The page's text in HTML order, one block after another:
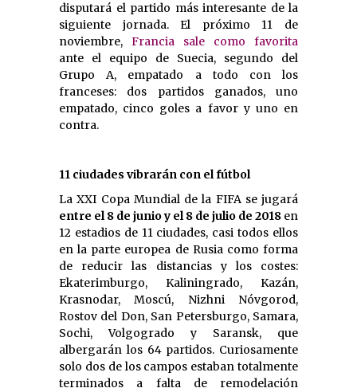
disputará el partido más interesante de la
siguiente jornada. El próximo 11 de
noviembre, Francia sale como favorita
ante el equipo de Suecia, segundo del
Grupo A, empatado a todo con los
franceses: dos partidos ganados, uno
empatado, cinco goles a favor y uno en
contra.
11 ciudades vibrarán con el fútbol
La XXI Copa Mundial de la FIFA se jugará
entre el 8 de junio y el 8 de julio de 2018 en
12 estadios de 11 ciudades, casi todos ellos
en la parte europea de Rusia como forma
de reducir las distancias y los costes:
Ekaterimburgo, Kaliningrado, Kazán,
Krasnodar, Moscú, Nizhni Nóvgorod,
Rostov del Don, San Petersburgo, Samara,
Sochi, Volgogrado y Saransk, que
albergarán los 64 partidos. Curiosamente
solo dos de los campos estaban totalmente
terminados a falta de remodelación